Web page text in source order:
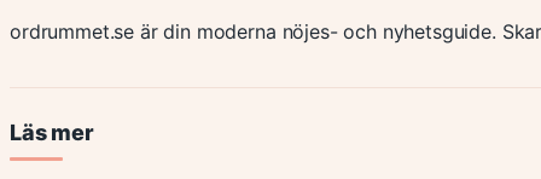
ordrummet.se är din moderna nöjes- och nyhetsguide.
Läs mer